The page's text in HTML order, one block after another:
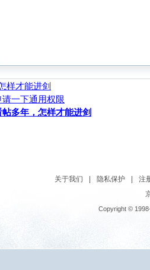
样才能进剑
一下通用权限
帖多年，怎样才能进剑
关于我们 隐私保护
注
Copyright ©